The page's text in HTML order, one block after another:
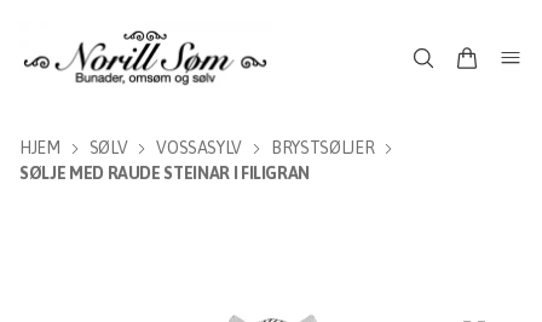
HJEM SØLV VOSSASYLV
BRYSTSØLJER
SØLJE MED RAUDE STEINAR I FILIGRAN